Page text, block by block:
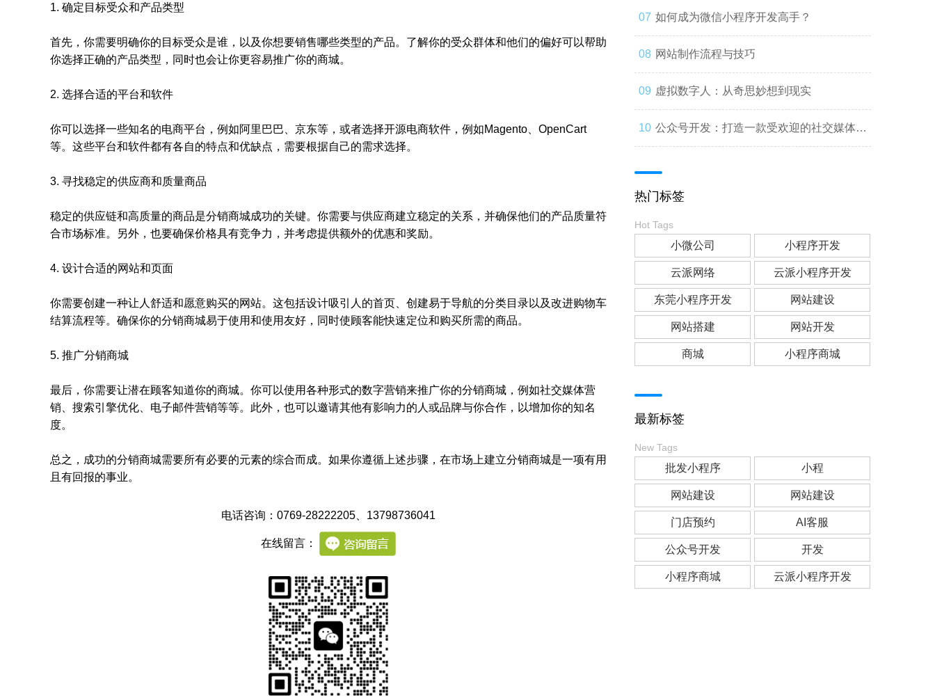
1. 确定目标受众和产品类型
首先，你需要明确你的目标受众是谁，以及你想要销售哪些类型的产品。了解你的受众群体和他们的偏好可以帮助
你选择正确的产品类型，同时也会让你更容易推广你的商城。
2. 选择合适的平台和软件
你可以选择一些知名的电商平台，例如阿里巴巴、京东等，或者选择开源电商软件，例如Magento、OpenCart
等。这些平台和软件都有各自的特点和优缺点，需要根据自己的需求选择。
3. 寻找稳定的供应商和质量商品
稳定的供应链和高质量的商品是分销商城成功的关键。你需要与供应商建立稳定的关系，并确保他们的产品质量符
合市场标准。另外，也要确保价格具有竞争力，并考虑提供额外的优惠和奖励。
4. 设计合适的网站和页面
你需要创建一种让人舒适和愿意购买的网站。这包括设计吸引人的首页、创建易于导航的分类目录以及改进购物车
结算流程等。确保你的分销商城易于使用和使用友好，同时使顾客能快速定位和购买所需的商品。
5. 推广分销商城
最后，你需要让潜在顾客知道你的商城。你可以使用各种形式的数字营销来推广你的分销商城，例如社交媒体营
销、搜索引擎优化、电子邮件营销等等。此外，也可以邀请其他有影响力的人或品牌与你合作，以增加你的知名
度。
总之，成功的分销商城需要所有必要的元素的综合而成。如果你遵循上述步骤，在市场上建立分销商城是一项有用
且有回报的事业。
电话咨询：0769-28222205 、13798736041
在线留言：
如何成为微信小程序开发高手？
网站制作流程与技巧
虚拟数字人：从奇思妙想到现实
公众号开发：打造一款受欢迎的社交媒体应
热门标签
Hot Tags
小微公司 小程序开发
云派网络 云派小程序开发
东莞小程序开发 网站建设
网站搭建 网站开发
商城 小程序商城
最新标签
New Tags
批发小程序 小程
网站建设 网站建设
门店预约 AI客服
公众号开发 开发
小程序商城 云派小程序开发